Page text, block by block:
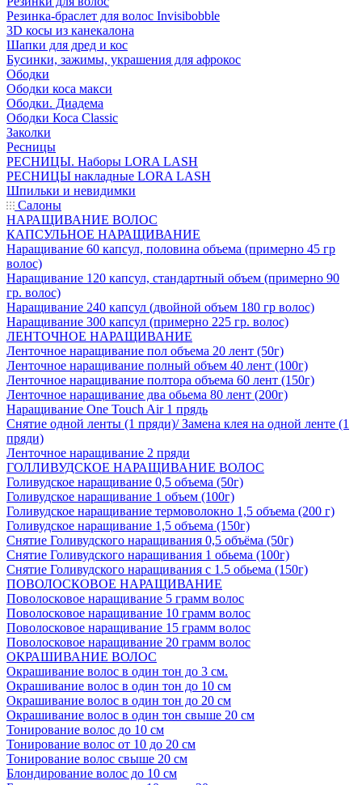
Резинка-браслет для волос Invisibobble
3D косы из канекалона
Шапки для дред и кос
Бусинки, зажимы, украшения для афрокос
Ободки
Ободки коса макси
Ободки. Диадема
Ободки Коса Classic
Заколки
Ресницы
РЕСНИЦЫ. Наборы LORA LASH
РЕСНИЦЫ накладные LORA LASH
Шпильки и невидимки
Салоны
НАРАЩИВАНИЕ ВОЛОС
КАПСУЛЬНОЕ НАРАЩИВАНИЕ
Наращивание 60 капсул, половина объема (примерно 45 гр
волос)
Наращивание 120 капсул, стандартный объем (примерно 90
гр. волос)
Наращивание 240 капсул (двойной объем 180 гр волос)
Наращивание 300 капсул (примерно 225 гр. волос)
ЛЕНТОЧНОЕ НАРАЩИВАНИЕ
Ленточное наращивание пол объема 20 лент (50г)
Ленточное наращивание полный объем 40 лент (100г)
Ленточное наращивание полтора объема 60 лент (150г)
Ленточное наращивание два обьема 80 лент (200г)
Наращивание One Touch Air 1 прядь
Снятие одной ленты (1 пряди)/ Замена клея на одной ленте (1
пряди)
Ленточное наращивание 2 пряди
ГОЛЛИВУДСКОЕ НАРАЩИВАНИЕ ВОЛОС
Голивудское наращивание 0,5 объема (50г)
Голивудское наращивание 1 объем (100г)
Голивудское наращивание термоволокно 1,5 объема (200 г)
Голивудское наращивание 1,5 объема (150г)
Снятие Голивудского наращивания 0,5 объёма (50г)
Снятие Голивудского наращивания 1 обьема (100г)
Снятие Голивудского наращивания с 1.5 обьема (150г)
ПОВОЛОСКОВОЕ НАРАЩИВАНИЕ
Поволосковое наращивание 5 грамм волос
Поволосковое наращивание 10 грамм волос
Поволосковое наращивание 15 грамм волос
Поволосковое наращивание 20 грамм волос
ОКРАШИВАНИЕ ВОЛОС
Окрашивание волос в один тон до 3 см.
Окрашивание волос в один тон до 10 см
Окрашивание волос в один тон до 20 см
Окрашивание волос в один тон свыше 20 см
Тонирование волос до 10 см
Тонирование волос от 10 до 20 см
Тонирование волос свыше 20 см
Блондирование волос до 10 см